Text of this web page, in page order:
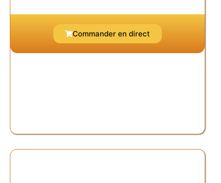
Commander en direct